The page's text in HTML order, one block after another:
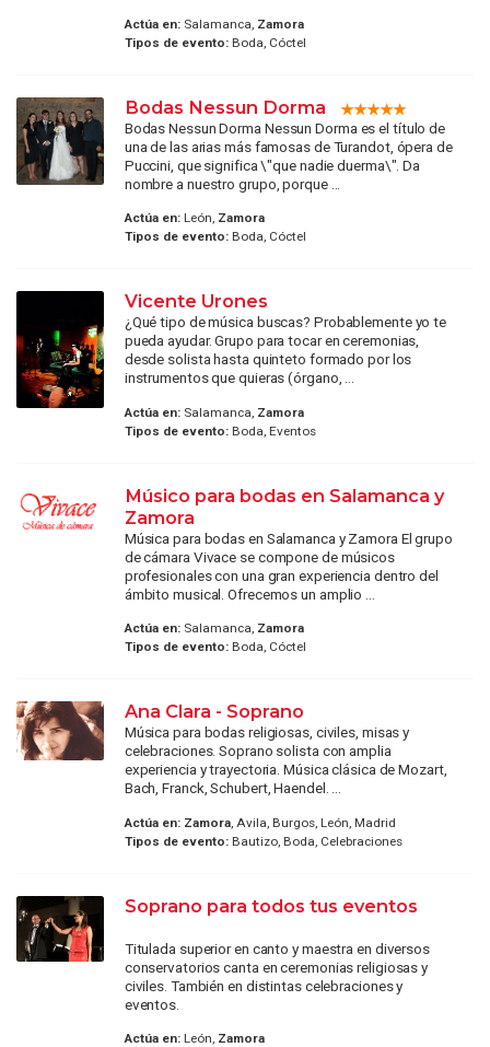
Actúa en:Salamanca, Zamora
Tipos de evento:Boda, Cóctel
Bodas Nessun Dorma
Bodas Nessun Dorma Nessun Dorma es el título de
una de las arias más famosas de Turandot, ópera de
Puccini, que significa \"que nadie duerma\". Da
nombre a nuestro grupo, porque ...
Actúa en:León, Zamora
Tipos de evento:Boda, Cóctel
Vicente Urones
¿Qué tipo de música buscas? Probablemente yo te
pueda ayudar. Grupo para tocar en ceremonias,
desde solista hasta quinteto formado por los
instrumentos que quieras (órgano, ...
Actúa en:Salamanca, Zamora
Tipos de evento:Boda, Eventos
Músico para bodas en Salamanca y
Zamora
Música para bodas en Salamanca y Zamora El grupo
de cámara Vivace se compone de músicos
profesionales con una gran experiencia dentro del
ámbito musical. Ofrecemos un amplio ...
Actúa en:Salamanca, Zamora
Tipos de evento:Boda, Cóctel
Ana Clara - Soprano
Música para bodas religiosas, civiles, misas y
celebraciones. Soprano solista con amplia
experiencia y trayectoria. Música clásica de Mozart,
Bach, Franck, Schubert, Haendel. ...
Actúa en: Zamora, Avila, Burgos, León, Madrid
Tipos de evento:Bautizo, Boda, Celebraciones
Soprano para todos tus eventos
Titulada superior en canto y maestra en diversos
conservatorios canta en ceremonias religiosas y
civiles. También en distintas celebraciones y
eventos.
Actúa en:León, Zamora